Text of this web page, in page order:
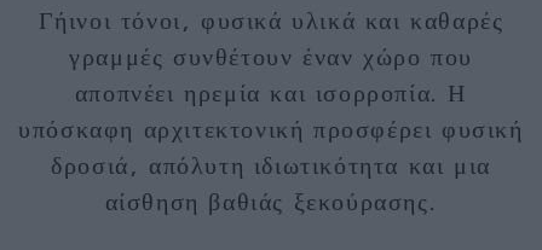
Γήινοι τόνοι, φυσικά υλικά και καθαρές
γραμμές συνθέτουν έναν χώρο που
αποπνέει ηρεμία και ισορροπία. Η
υπόσκαφη αρχιτεκτονική προσφέρει φυσική
δροσιά, απόλυτη ιδιωτικότητα και μια
αίσθηση βαθιάς ξεκούρασης.